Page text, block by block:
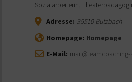
Sozialarbeiterin,
Adresse: 35510Butzbach
Homepage: Homepage
E-Mail: